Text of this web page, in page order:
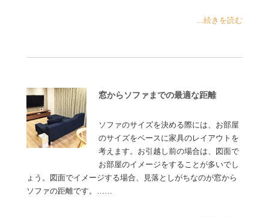
...続きを読む
窓からソファまでの最適な距離
ソファのサイズを決める際には、お部屋
のサイズをベースに家具のレイアウトを
考えます。お引越し前の場合は、図面で
お部屋のイメージをすることが多いでし
ょう。図面でイメージする場合、見落としがちなのが窓から
ソファの距離です。……